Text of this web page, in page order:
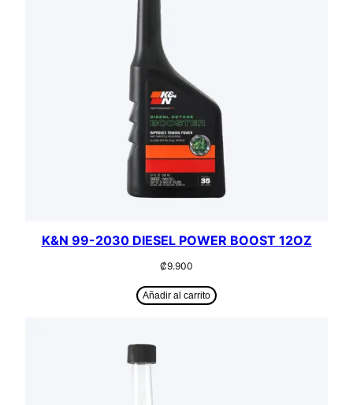
K&N 99-2030 DIESEL POWER BOOST 12OZ
₡9.900
Añadir al carrito